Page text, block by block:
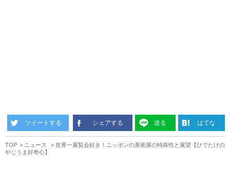
ツイートする シェアする 送る はてな
TOP ニュース
世界一展覧会好き！ニッポンの美術展の特殊性と展望【ひでたけの
やじうま好奇心】